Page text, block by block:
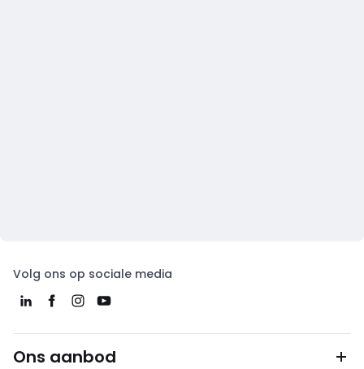
Volg ons op sociale media
Ons aanbod